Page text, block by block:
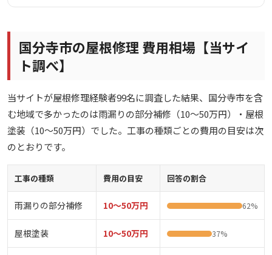
国分寺市の屋根修理 費用相場【当サイ
ト調べ】
当サイトが屋根修理経験者99名に調査した結果、国分寺市を含
む地域で多かったのは雨漏りの部分補修（10〜50万円）・屋根
塗装（10〜50万円）でした。工事の種類ごとの費用の目安は次
のとおりです。
工事の種類 費用の目安 回答の割合
雨漏りの部分補修 10〜50万円 62%
屋根塗装 10〜50万円 37%